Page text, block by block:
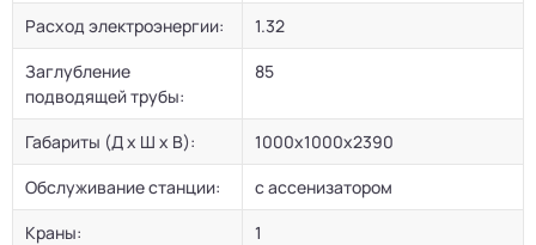
Расход электроэнергии:
1.32
Заглубление
подводящей трубы:
85
Габариты (Д х Ш х В):
1000х1000х2390
Обслуживание станции:
с ассенизатором
Краны:
1